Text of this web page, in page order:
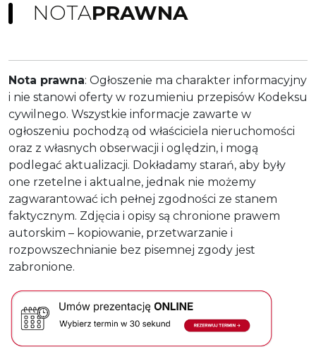
NOTAPRAWNA
Nota prawna: Ogłoszenie ma charakter informacyjny
i nie stanowi oferty w rozumieniu przepisów Kodeksu
cywilnego. Wszystkie informacje zawarte w
ogłoszeniu pochodzą od właściciela nieruchomości
oraz z własnych obserwacji i oględzin, i mogą
podlegać aktualizacji. Dokładamy starań, aby były
one rzetelne i aktualne, jednak nie możemy
zagwarantować ich pełnej zgodności ze stanem
faktycznym. Zdjęcia i opisy są chronione prawem
autorskim – kopiowanie, przetwarzanie i
rozpowszechnianie bez pisemnej zgody jest
zabronione.